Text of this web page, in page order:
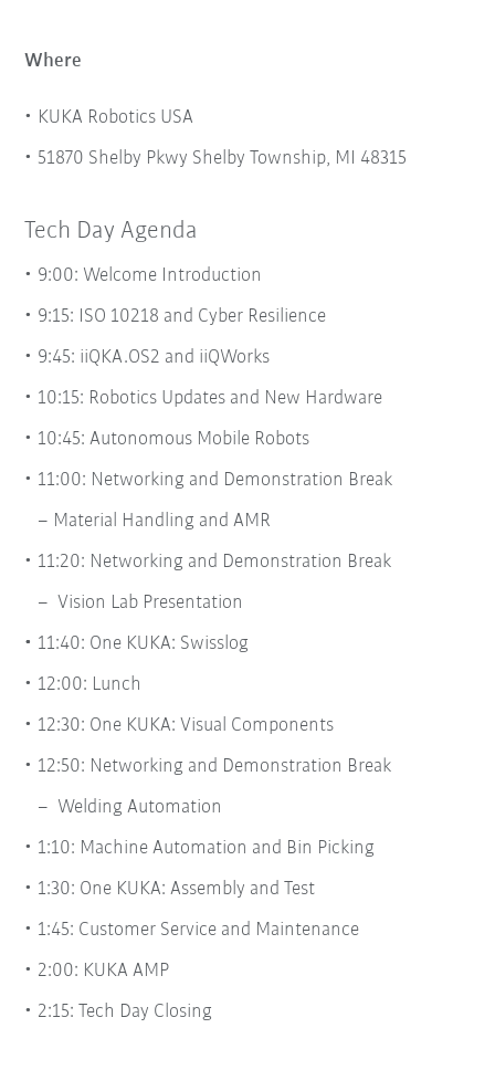
Where
KUKA Robotics USA
51870 Shelby Pkwy Shelby Township, MI 48315
Tech Day Agenda
9:00: Welcome Introduction
9:15: ISO 10218 and Cyber Resilience
9:45: iiQKA.OS2 and iiQWorks
10:15: Robotics Updates and New Hardware
10:45: Autonomous Mobile Robots
11:00: Networking and Demonstration Break
Material Handling and AMR
11:20: Networking and Demonstration Break
Vision Lab Presentation
11:40: One KUKA: Swisslog
12:00: Lunch
12:30: One KUKA: Visual Components
12:50: Networking and Demonstration Break
Welding Automation
1:10: Machine Automation and Bin Picking
1:30: One KUKA: Assembly and Test
1:45: Customer Service and Maintenance
2:00: KUKA AMP
2:15: Tech Day Closing